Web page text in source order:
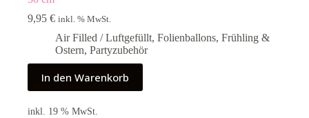
9,95 € inkl. % MwSt.
Air Filled / Luftgefüllt, Folienballons, Frühling &
Ostern, Partyzubehör
In den Warenkorb
inkl. 19 % MwSt.